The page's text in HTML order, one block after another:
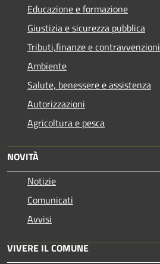
Educazione e formazione
Giustizia e sicurezza pubblica
Tributi,finanze e contravvenzioni
Ambiente
Salute, benessere e assistenza
Autorizzazioni
Agricoltura e pesca
NOVITÀ
Notizie
Comunicati
Avvisi
VIVERE IL COMUNE